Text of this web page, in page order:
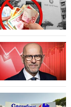
רייטינג
רכב
בריאות
תרבות
ופנאי